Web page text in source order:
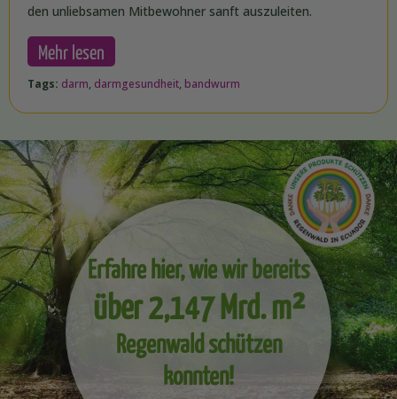
den unliebsamen Mitbewohner sanft auszuleiten.
Mehr lesen
Tags: darm, darmgesundheit, bandwurm
Erfahre hier, wie wir bereits
über 2,147 Mrd. m²
Regenwald schützen
konnten!